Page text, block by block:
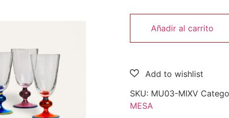
Añadir al carrito
SKU: MU03-MIXV
MESA